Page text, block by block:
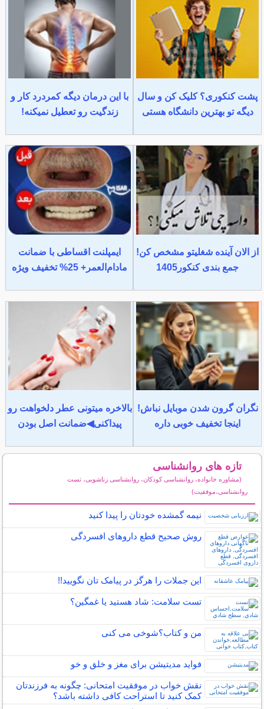
پشت کنکوری؟ کلیک کن و سال
دیگه تو بهترین دانشگاه هستی
با این درمان دیگه کمردرد کار و
زندگیت رو تعطیل نمیکنه!
از الان آینده شغلیتو مشخص کن!
جمع بندی کنکور1405
ایمپلنت اقساطی با ضمانت
مادام‌العمر+ 25% تخفیف ویژه
نگران گرون شدن موبایل نباش!
اینجا تخفیف خوبی داره
بالاخره میتونی عطر دلخواهت رو
پیداکنی◀ضمانت اصل بودن
تازه های روانشناسی
(مشاوره خانواده، روانشناسی کودکان، روانشناسی زناشویی، تست
روانشناسی،موفقیت)
نیمه‌ گمشده خودتان را پیدا کنید
روش صحیح قطع داروهای افسردگی
این جملات را هرگز در پیامک تان نگویید!!
تست سلامت: شاد هستيد يا غمگين؟
من و کتاب؟شوخی می کنی
فواید مدیتیشن برای مغز و خلق و خو
نقش خواب در موفقیت امتحانی: چگونه به فرزندتان
کمک کنید تا استراحت کافی داشته باشد؟